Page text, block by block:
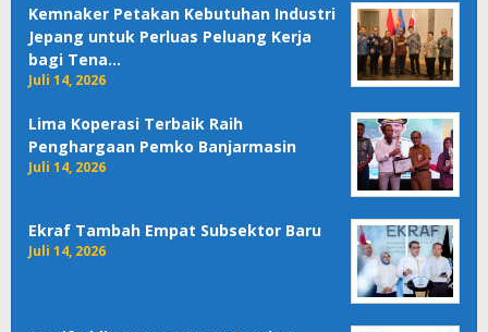
Kemnaker Petakan Kebutuhan Industri
Jepang untuk Perluas Peluang Kerja
bagi Tena…
Juli 14, 2026
Lima Koperasi Terbaik Raih
Penghargaan Pemko Banjarmasin
Juli 14, 2026
Ekraf Tambah Empat Subsektor Baru
Juli 14, 2026